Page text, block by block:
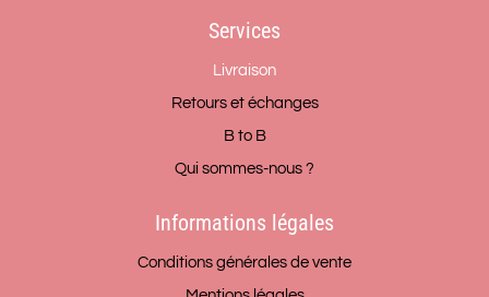
Services
Livraison
Retours et échanges
B to B
Qui sommes-nous ?
Informations légales
Conditions générales de vente